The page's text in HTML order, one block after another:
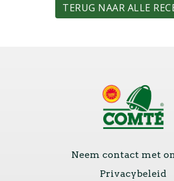
TERUG NAAR ALLE
Neem contact met
Privacybeleid